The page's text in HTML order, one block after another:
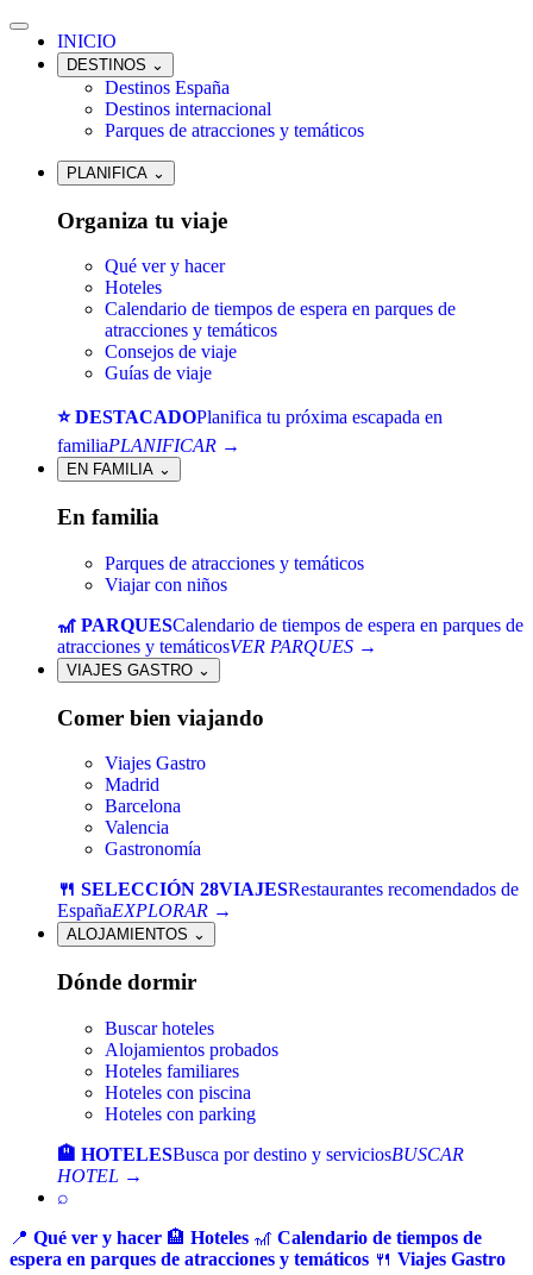
INICIO
DESTINOS ⌄
Destinos España
Destinos internacional
Parques de atracciones y temáticos
PLANIFICA ⌄
Organiza tu viaje
Qué ver y hacer
Hoteles
Calendario de tiempos de espera en parques de
atracciones y temáticos
Consejos de viaje
Guías de viaje
⭐ DESTACADOPlanifica tu próxima escapada en
familiaPLANIFICAR →
EN FAMILIA ⌄
En familia
Parques de atracciones y temáticos
Viajar con niños
🎢 PARQUESCalendario de tiempos de espera en parques de
atracciones y temáticosVER PARQUES →
VIAJES GASTRO ⌄
Comer bien viajando
Viajes Gastro
Madrid
Barcelona
Valencia
Gastronomía
🍴 SELECCIÓN 28VIAJESRestaurantes recomendados de
EspañaEXPLORAR →
ALOJAMIENTOS ⌄
Dónde dormir
Buscar hoteles
Alojamientos probados
Hoteles familiares
Hoteles con piscina
Hoteles con parking
🏨 HOTELESBusca por destino y serviciosBUSCAR
HOTEL →
⌕
📍 Qué ver y hacer 🏨 Hoteles 🎢 Calendario de tiempos de
espera en parques de atracciones y temáticos 🍴 Viajes Gastro